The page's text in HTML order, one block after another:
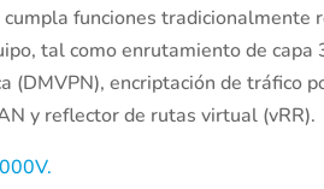
funciones
tal como enrutamiento de
(DMVPN), encriptación de tráfico
y reflector de rutas virtual (vRR).